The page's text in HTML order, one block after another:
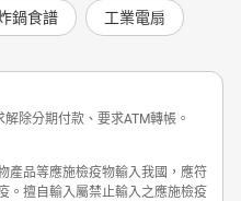
鍋食譜 工業電扇
除分期付款、要求ATM轉帳。
產品等應施檢疫物輸入我國，應符
。擅自輸入屬禁止輸入之應施檢疫